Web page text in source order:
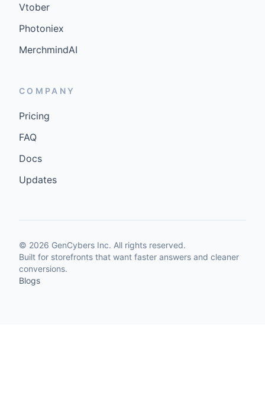
Vtober
Photoniex
MerchmindAI
COMPANY
Pricing
FAQ
Docs
Updates
© 2026 GenCybers Inc. All rights reserved.
Built for storefronts that want faster answers and cleaner
conversions.
Blogs